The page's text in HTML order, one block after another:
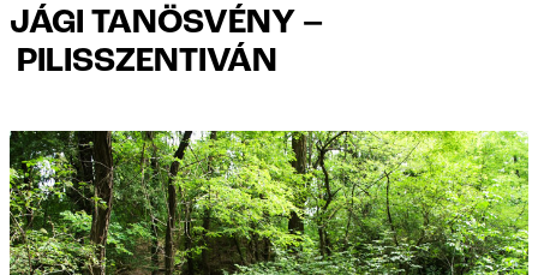
JÁGI TANÖSVÉNY –
PILISSZENTIVÁN